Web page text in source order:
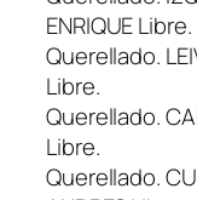
ENRIQUE Libre.
Querellado.
Libre.
Querellado.
Libre.
Querellado.